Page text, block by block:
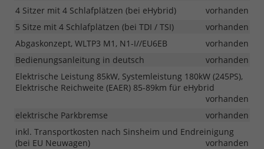
4 Sitzer mit 4 Schlafplätzen (bei eHybrid)
vorhanden
5 Sitze mit 4 Schlafplätzen (bei TDI / TSI)
vorhanden
Abgaskonzept, WLTP3 M1, N1-I//EU6EB
vorhanden
Bedienungsanleitung in deutsch
vorhanden
Elektrische Leistung 85kW, Systemleistung 180kW (245PS),
Elektrische Reichweite (EAER) 85-89km für eHybrid
vorhanden
elektrische Parkbremse
vorhanden
inkl. Transportkosten nach Sinsheim und Endreinigung
(bei EU Neuwagen)
vorhanden